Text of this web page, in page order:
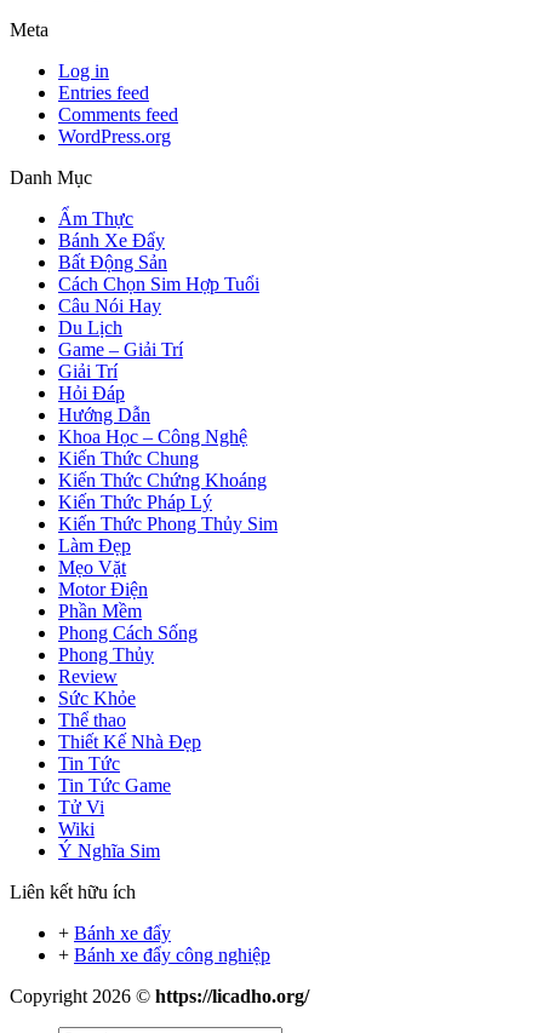
Meta
Log in
Entries feed
Comments feed
WordPress.org
Danh Mục
Ẩm Thực
Bánh Xe Đẩy
Bất Động Sản
Cách Chọn Sim Hợp Tuổi
Câu Nói Hay
Du Lịch
Game – Giải Trí
Giải Trí
Hỏi Đáp
Hướng Dẫn
Khoa Học – Công Nghệ
Kiến Thức Chung
Kiến Thức Chứng Khoáng
Kiến Thức Pháp Lý
Kiến Thức Phong Thủy Sim
Làm Đẹp
Mẹo Vặt
Motor Điện
Phần Mềm
Phong Cách Sống
Phong Thủy
Review
Sức Khỏe
Thể thao
Thiết Kế Nhà Đẹp
Tin Tức
Tin Tức Game
Tử Vi
Wiki
Ý Nghĩa Sim
Liên kết hữu ích
+ Bánh xe đẩy
+ Bánh xe đẩy công nghiệp
Copyright 2026 © https://licadho.org/